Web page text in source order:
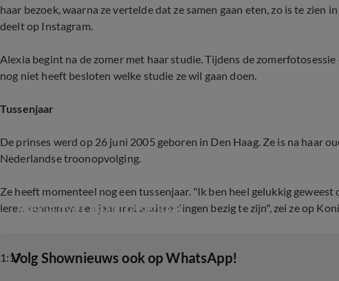
haar bezoek, waarna ze vertelde dat ze samen gaan eten, zo is te zien
deelt op Instagram.
Alexia begint na de zomer met haar studie. Tijdens de
nog niet heeft besloten welke studie ze wil gaan doen.
Tussenjaar
De prinses werd op 26 juni 2005 geboren in Den Haag. Ze is na haar
Nederlandse troonopvolging.
Ze heeft momenteel nog een tussenjaar. "Ik ben heel gelukkig
leren kennen en een jaar met andere dingen bezig te zijn", zei ze op
1:17
Alexia over haar tussenjaar
‎Volg Shownieuws ook op WhatsApp!